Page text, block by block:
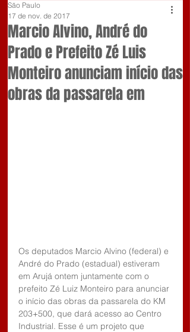
Marcio Alvino, André do
Prado e Prefeito Zé Luis
Monteiro anunciam início das
obras da passarela em
São Paulo
17 de nov. de 2017
Os deputados Marcio Alvino (federal) e
André do Prado (estadual) estiveram
em Arujá ontem juntamente com o
prefeito Zé Luiz Monteiro para anunciar
o início das obras da passarela do KM
203+500, que dará acesso ao Centro
Industrial. Esse é um projeto que